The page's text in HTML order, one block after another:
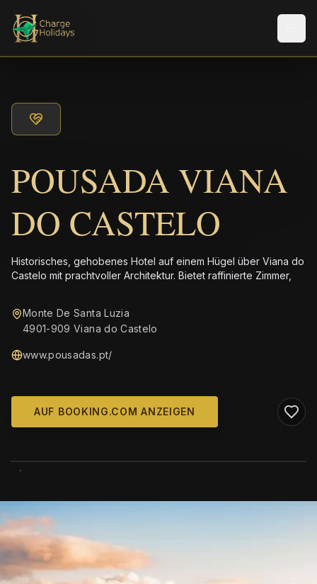
POUSADA VIANA
DO CASTELO
Historisches, gehobenes Hotel auf einem Hügel über Viana do
Castelo mit prachtvoller Architektur. Bietet raffinierte Zimmer,
Monte De Santa Luzia
4901-909 Viana do Castelo
www.pousadas.pt/
AUF BOOKING.COM ANZEIGEN